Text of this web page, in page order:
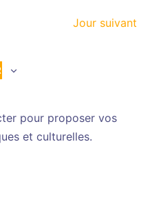
de
Jour suivant
pour proposer vos
et culturelles.